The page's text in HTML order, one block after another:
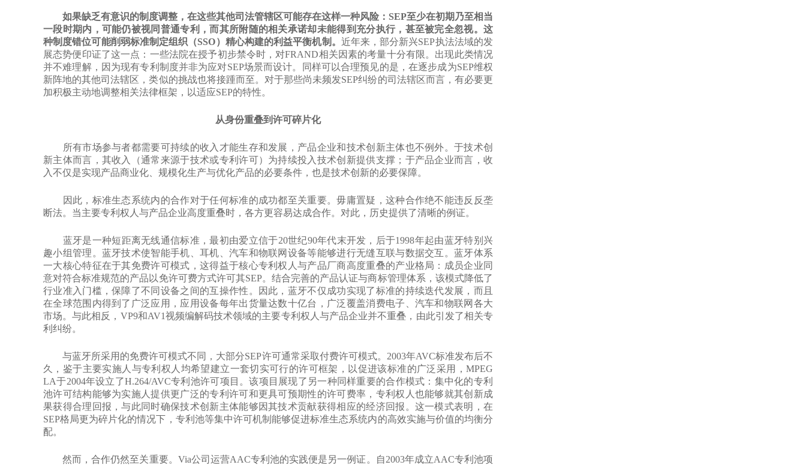
如果缺乏有意识的制度调整，在这些其他司法管辖区可能存在这样一种风险：SEP至少在初期乃至相当
一段时期内，可能仍被视同普通专利，而其所附随的相关承诺却未能得到充分执行，甚至被完全忽视。这
种制度错位可能削弱标准制定组织（SSO）精心构建的利益平衡机制。 近年来，部分新兴SEP执法法域的发
展态势便印证了这一点：一些法院在授予初步禁令时，对FRAND相关因素的考量十分有限。出现此类情况
并不难理解，因为现有专利制度并非为应对SEP场景而设计。同样可以合理预见的是，在逐步成为SEP维权
新阵地的其他司法辖区，类似的挑战也将接踵而至。对于那些尚未频发SEP纠纷的司法辖区而言，有必要更
加积极主动地调整相关法律框架，以适应SEP的特性。
从身份重叠到许可碎片化
所有市场参与者都需要可持续的收入才能生存和发展，产品企业和技术创新主体也不例外。于技术创
新主体而言，其收入（通常来源于技术或专利许可）为持续投入技术创新提供支撑；于产品企业而言，收
入不仅是实现产品商业化、规模化生产与优化产品的必要条件，也是技术创新的必要保障。
因此，标准生态系统内的合作对于任何标准的成功都至关重要。毋庸置疑，这种合作绝不能违反反垄
断法。当主要专利权人与产品企业高度重叠时，各方更容易达成合作。对此，历史提供了清晰的例证。
蓝牙是一种短距离无线通信标准，最初由爱立信于20世纪90年代末开发，后于1998年起由蓝牙特别兴
趣小组管理。蓝牙技术使智能手机、耳机、汽车和物联网设备等能够进行无缝互联与数据交互。蓝牙体系
一大核心特征在于其免费许可模式，这得益于核心专利权人与产品厂商高度重叠的产业格局：成员企业同
意对符合标准规范的产品以免许可费方式许可其SEP。结合完善的产品认证与商标管理体系，该模式降低了
行业准入门槛，保障了不同设备之间的互操作性。因此，蓝牙不仅成功实现了标准的持续迭代发展，而且
在全球范围内得到了广泛应用，应用设备每年出货量达数十亿台，广泛覆盖消费电子、汽车和物联网各大
市场。与此相反，VP9和AV1视频编解码技术领域的主要专利权人与产品企业并不重叠，由此引发了相关专
利纠纷。
与蓝牙所采用的免费许可模式不同，大部分SEP许可通常采取付费许可模式。2003年AVC标准发布后不
久，鉴于主要实施人与专利权人均希望建立一套切实可行的许可框架，以促进该标准的广泛采用，MPEG
LA于2004年设立了H.264/AVC专利池许可项目。该项目展现了另一种同样重要的合作模式：集中化的专利
池许可结构能够为实施人提供更广泛的专利许可和更具可预期性的许可费率，专利权人也能够就其创新成
果获得合理回报，与此同时确保技术创新主体能够因其技术贡献获得相应的经济回报。这一模式表明，在
SEP格局更为碎片化的情况下，专利池等集中许可机制能够促进标准生态系统内的高效实施与价值的均衡分
配。
然而，合作仍然至关重要。Via公司运营AAC专利池的实践便是另一例证。自2003年成立AAC专利池项